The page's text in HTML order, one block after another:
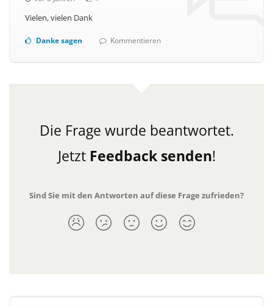
Vielen, vielen Dank
Danke sagen Kommentieren
Die Frage wurde beantwortet.
Jetzt Feedback senden!
Sind Sie mit den Antworten auf diese Frage zufrieden?